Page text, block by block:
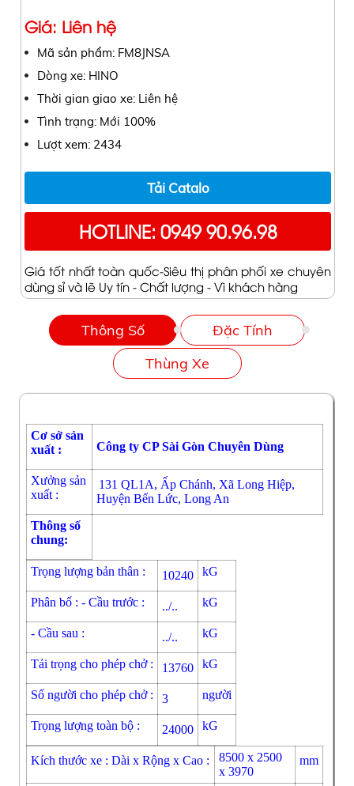
Giá: Liên hệ
Mã sản phẩm: FM8JNSA
Dòng xe: HINO
Thời gian giao xe: Liên hệ
Tình trạng: Mới 100%
Lượt xem: 2434
Tải Catalo
HOTLINE: 0949 90.96.98
Giá tốt nhất toàn quốc-Siêu thị phân phối xe chuyên
dùng sỉ và lẽ Uy tín - Chất lượng - Vì khách hàng
Thông Số
Đặc Tính
Thùng Xe
Cơ sở sản
xuất :
Công ty CP Sài Gòn Chuyên Dùng
Xưởng sản
xuất :
131 QL1A, Ấp Chánh, Xã Long Hiệp,
Huyện Bến Lức, Long An
Thông số
chung:
Trọng lượng bản thân : 10240 kG
Phân bố : - Cầu trước : ../.. kG
- Cầu sau : ../.. kG
Tải trọng cho phép chở : 13760 kG
Số người cho phép chở : 3 người
Trọng lượng toàn bộ : 24000 kG
Kích thước xe : Dài x Rộng x Cao :
8500 x 2500
x 3970
mm